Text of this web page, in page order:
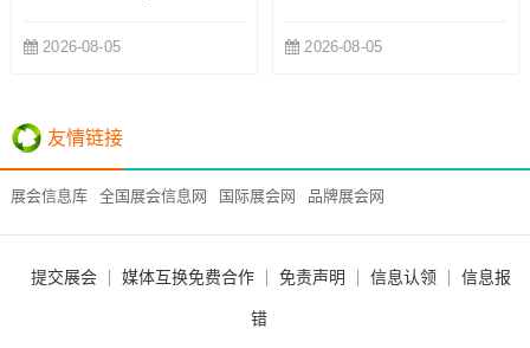
2026-08-05 2026-08-05
友情链接
展会信息库 全国展会信息网 国际展会网 品牌展会网
提交展会 媒体互换免费合作 免责声明 信息认领 信息报
错